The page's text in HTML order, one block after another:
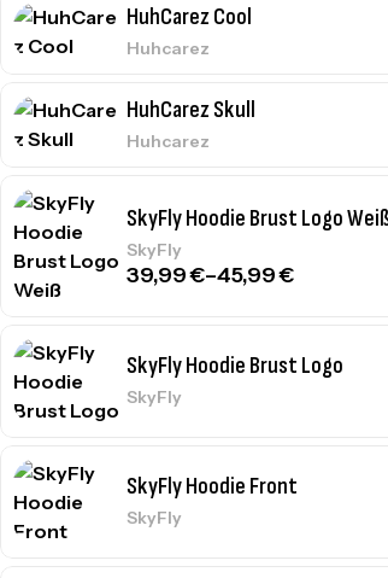
HuhCarez Cool
Huhcarez
HuhCarez Skull
Huhcarez
SkyFly Hoodie Brust Logo
SkyFly
39,99€–45,99€
SkyFly Hoodie Brust Logo
SkyFly
SkyFly Hoodie Front
SkyFly